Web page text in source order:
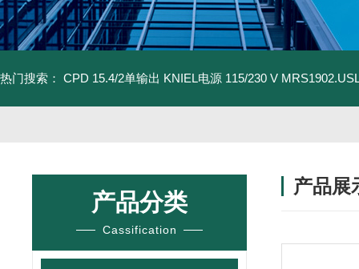
热门搜索： CPD 15.4/2单输出 KNIEL电源 115/230 V
产品分类
Cassification
产品展